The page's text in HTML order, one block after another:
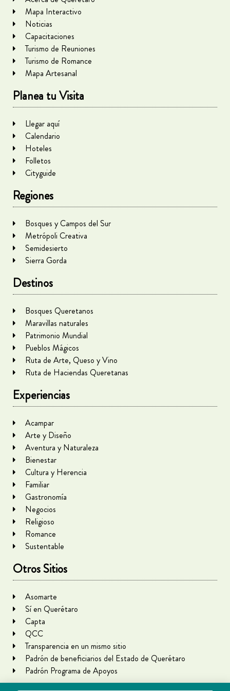
Mapa Interactivo
Noticias
Capacitaciones
Turismo de Reuniones
Turismo de Romance
Mapa Artesanal
Planea tu Visita
Llegar aquí
Calendario
Hoteles
Folletos
Cityguide
Regiones
Bosques y Campos del Sur
Metrópoli Creativa
Semidesierto
Sierra Gorda
Destinos
Bosques Queretanos
Maravillas naturales
Patrimonio Mundial
Pueblos Mágicos
Ruta de Arte, Queso y Vino
Ruta de Haciendas Queretanas
Experiencias
Acampar
Arte y Diseño
Aventura y Naturaleza
Bienestar
Cultura y Herencia
Familiar
Gastronomía
Negocios
Religioso
Romance
Sustentable
Otros Sitios
Asomarte
Sí en Querétaro
Capta
QCC
Transparencia en un mismo sitio
Padrón de beneficiarios del Estado de Querétaro
Padrón Programa de Apoyos